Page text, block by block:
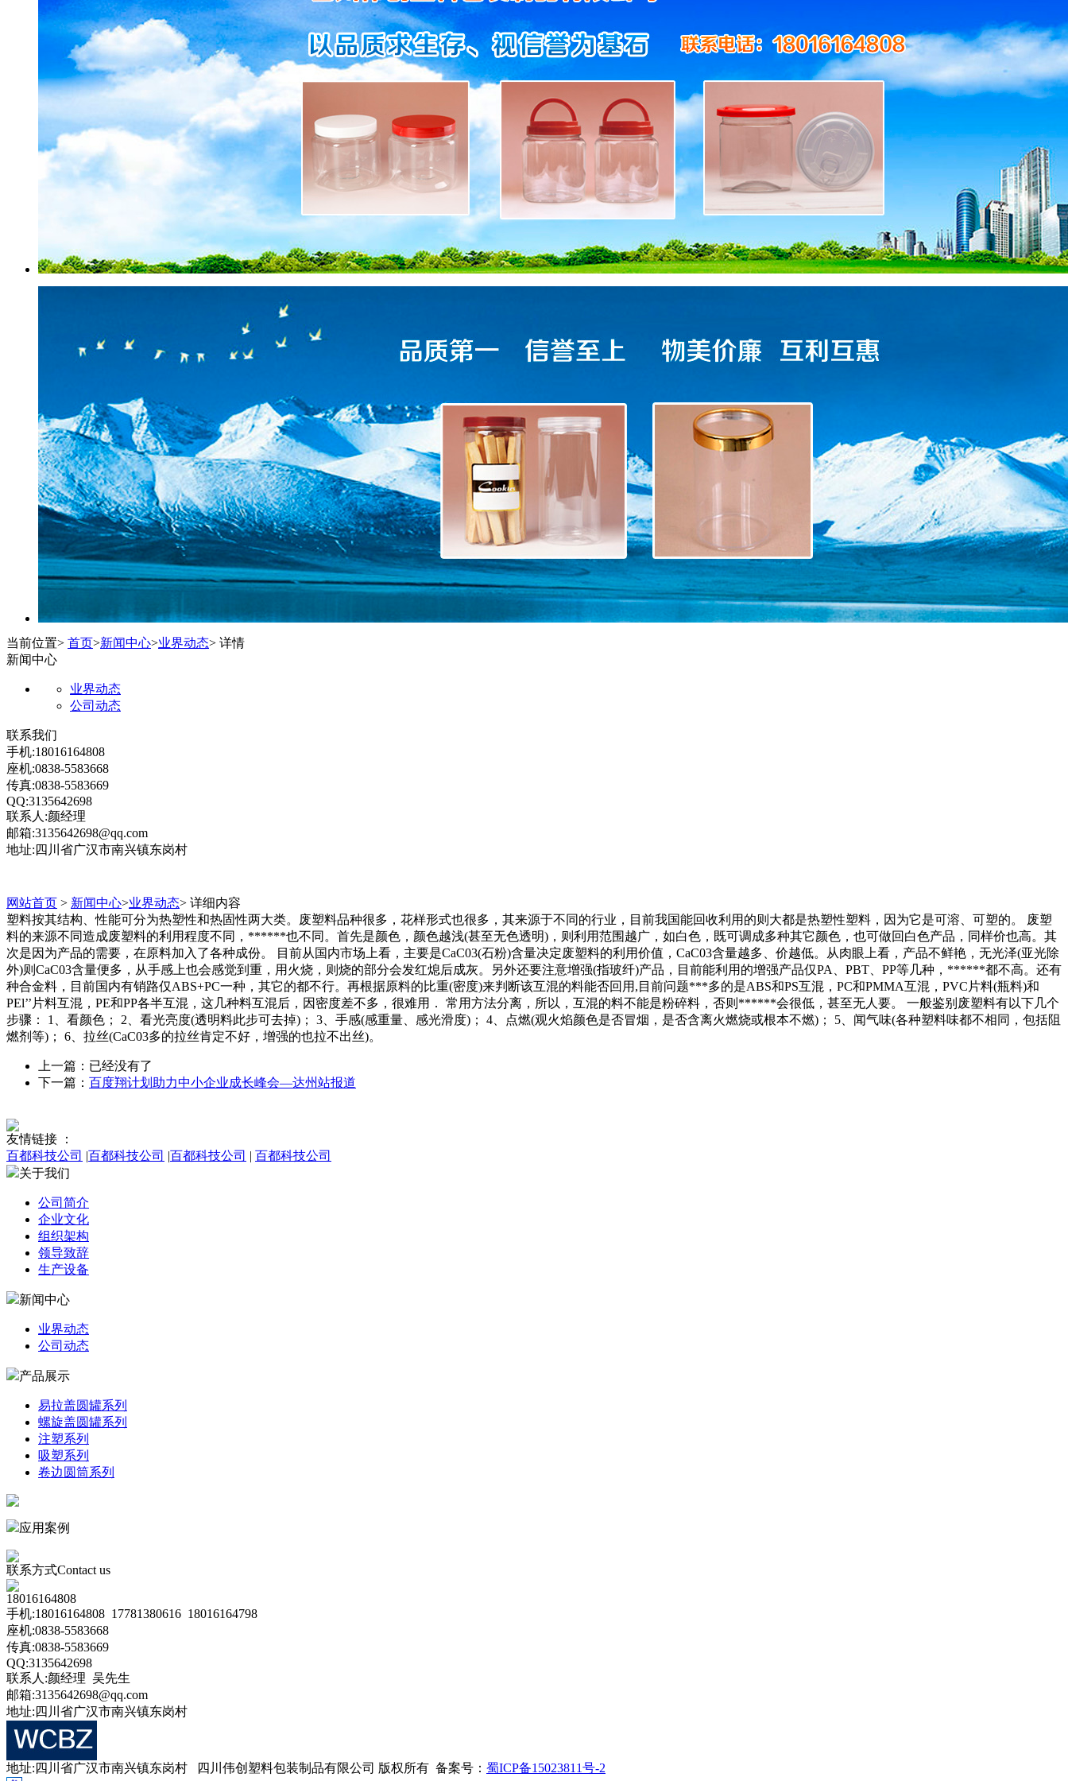
当前位置> 首页>新闻中心>业界动态> 详情
新闻中心
业界动态
公司动态
联系我们
手机:18016164808
座机:0838-5583668
传真:0838-5583669
QQ:3135642698
联系人:颜经理
邮箱:3135642698@qq.com
地址:四川省广汉市南兴镇东岗村
网站首页 > 新闻中心>业界动态> 详细内容
塑料按其结构、性能可分为热塑性和热固性两大类。废塑料品种很多，花样形式也很多，其来源于不同的行业，目前我国能回收利用的则大都是热塑性塑料，因为它是可溶、可塑的。 废塑
料的来源不同造成废塑料的利用程度不同，******也不同。首先是颜色，颜色越浅(甚至无色透明)，则利用范围越广，如白色，既可调成多种其它颜色，也可做回白色产品，同样价也高。其
次是因为产品的需要，在原料加入了各种成份。 目前从国内市场上看，主要是CaC03(石粉)含量决定废塑料的利用价值，CaC03含量越多、价越低。从肉眼上看，产品不鲜艳，无光泽(亚光除
外)则CaC03含量便多，从手感上也会感觉到重，用火烧，则烧的部分会发红熄后成灰。另外还要注意增强(指玻纤)产品，目前能利用的增强产品仅PA、PBT、PP等几种，******都不高。还有
种合金料，目前国内有销路仅ABS+PC一种，其它的都不行。再根据原料的比重(密度)来判断该互混的料能否回用,目前问题***多的是ABS和PS互混，PC和PMMA互混，PVC片料(瓶料)和
PEl’’片料互混，PE和PP各半互混，这几种料互混后，因密度差不多，很难用． 常用方法分离，所以，互混的料不能是粉碎料，否则******会很低，甚至无人要。 一般鉴别废塑料有以下几个
步骤： 1、看颜色； 2、看光亮度(透明料此步可去掉)； 3、手感(感重量、感光滑度)； 4、点燃(观火焰颜色是否冒烟，是否含离火燃烧或根本不燃)； 5、闻气味(各种塑料味都不相同，包括阻
燃剂等)； 6、拉丝(CaC03多的拉丝肯定不好，增强的也拉不出丝)。
上一篇：已经没有了
下一篇： 百度翔计划助力中小企业成长峰会—达州站报道
友情链接 ：
百都科技公司 |百都科技公司 |百都科技公司 | 百都科技公司
关于我们
公司简介
企业文化
组织架构
领导致辞
生产设备
新闻中心
业界动态
公司动态
产品展示
易拉盖圆罐系列
螺旋盖圆罐系列
注塑系列
吸塑系列
卷边圆筒系列
应用案例
联系方式Contact us
18016164808
手机:18016164808 17781380616 18016164798
座机:0838-5583668
传真:0838-5583669
QQ:3135642698
联系人:颜经理 吴先生
邮箱:3135642698@qq.com
地址:四川省广汉市南兴镇东岗村
地址:四川省广汉市南兴镇东岗村 四川伟创塑料包装制品有限公司 版权所有 备案号： 蜀ICP备15023811号-2